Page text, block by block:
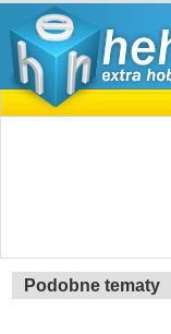
Podobne tematy